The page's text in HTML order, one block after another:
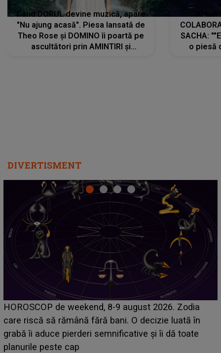
Când DORUL devine muzică, apare
"Nu ajung acasă". Piesa lansată de
Theo Rose și DOMINO îi poartă pe
ascultători prin AMINTIRI și
SACHA:
o piesă
DIVERTISMENT
Emanuel a ținut ACEST DETALIU ASCUNS până
acum! În fața Alexandrei, concurentul din Casa Iubirii
face o MĂRTURISIRE NEAȘTEPTATĂ despre mama
sa: "I-am spus și ei în față, eu nu te iubesc pentru